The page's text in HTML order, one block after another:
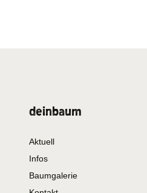
deinbaum
Aktuell
Infos
Baumgalerie